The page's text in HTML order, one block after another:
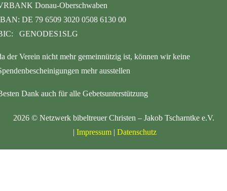
Donau-Oberschwaben
DE 79 6509 3020 0508 6130 00
GENODES1SLG
der Verein nicht mehr gemeinnützig ist, können wir keine
mehr ausstellen
Dank auch für alle Gebetsunterstützung
2026 © Netzwerk bibeltreuer Christen – Jakob Tscharntke e.V.
| Impressum | Datenschutz